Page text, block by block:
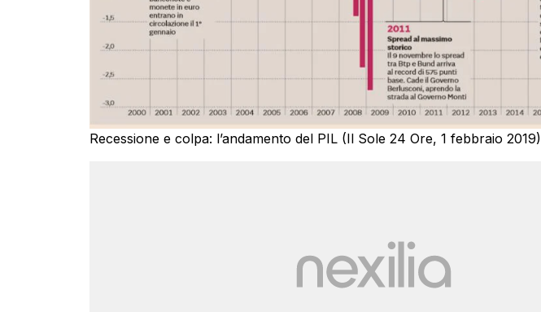
Recessione e colpa: l’andamento del PIL (Il Sole 24 Ore, 1 febbraio 2019)